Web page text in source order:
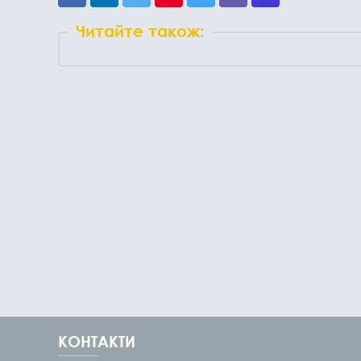
Читайте також:
КОНТАКТИ